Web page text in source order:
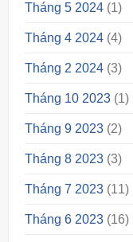
Tháng 5 2024(1)
Tháng 4 2024(4)
Tháng 2 2024(3)
Tháng 10 2023(1)
Tháng 9 2023(2)
Tháng 8 2023(3)
Tháng 7 2023(11)
Tháng 6 2023(16)